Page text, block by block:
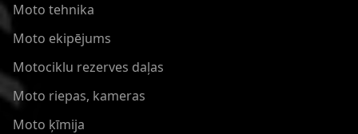
Moto tehnika
Moto ekipējums
Motociklu rezerves daļas
Moto riepas, kameras
Moto ķīmija